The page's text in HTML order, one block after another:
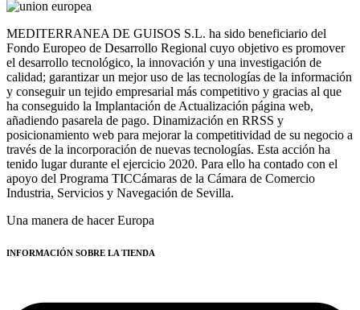
MEDITERRANEA DE GUISOS S.L. ha sido beneficiario del
Fondo Europeo de Desarrollo Regional cuyo objetivo es promover
el desarrollo tecnológico, la innovación y una investigación de
calidad; garantizar un mejor uso de las tecnologías de la información
y conseguir un tejido empresarial más competitivo y gracias al que
ha conseguido la Implantación de Actualización página web,
añadiendo pasarela de pago. Dinamización en RRSS y
posicionamiento web para mejorar la competitividad de su negocio a
través de la incorporación de nuevas tecnologías. Esta acción ha
tenido lugar durante el ejercicio 2020. Para ello ha contado con el
apoyo del Programa TICCámaras de la Cámara de Comercio
Industria, Servicios y Navegación de Sevilla.
Una manera de hacer Europa
INFORMACIÓN SOBRE LA TIENDA